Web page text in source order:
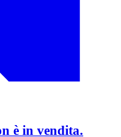
è in vendita.